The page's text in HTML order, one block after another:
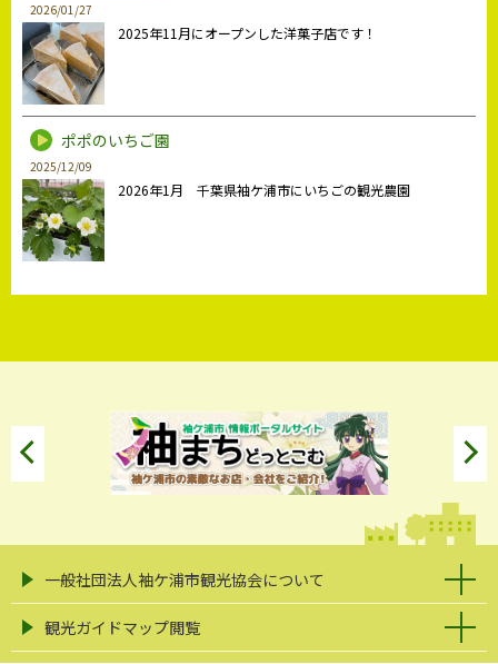
2026/01/27
2025年11月にオープンした洋菓子店です！
ポポのいちご園
2025/12/09
2026年1月 千葉県袖ケ浦市にいちごの観光農園
一般社団法人袖ケ浦市観光協会について
観光ガイドマップ閲覧